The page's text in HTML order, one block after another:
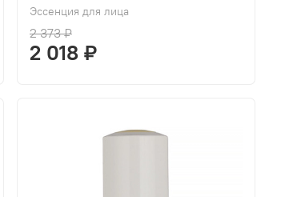
Эссенция для лица
2 373 ₽
2 018 ₽